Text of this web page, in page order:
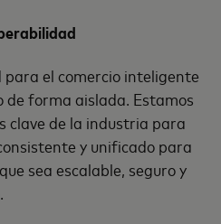
el comercio inteligente
de forma aislada. Estamos
clave de la industria para
y unificado para
sea escalable, seguro y